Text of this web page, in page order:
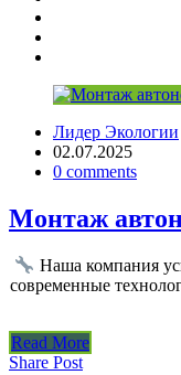
Лидер Экологии
02.07.2025
0 comments
Монтаж
Наша компания
современные
Read More
Share Post